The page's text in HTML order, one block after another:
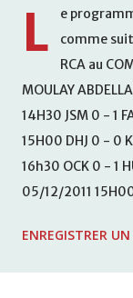
L
e
comme
RCA au
MOULAY
14H30 JSM 0 - 1
15H00 DHJ 0 - 0
16h30 OCK 0 - 1
05/12/2011
KHEMISET Mardi
ENREGISTRER